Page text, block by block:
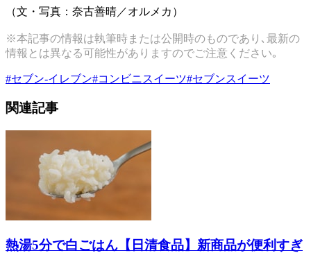
（文・写真：奈古善晴／オルメカ）
※本記事の情報は執筆時または公開時のものであり､最新の
情報とは異なる可能性がありますのでご注意ください｡
#セブン-イレブン#コンビニスイーツ#セブンスイーツ
関連記事
熱湯5分で白ごはん【日清食品】新商品が便利すぎ